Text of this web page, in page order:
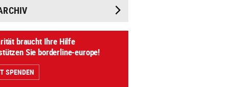
braucht Ihre Hilfe
Sie borderline-europe!
SPENDEN